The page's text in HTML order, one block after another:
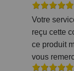
Votre
reçu cette
ce produit
vous